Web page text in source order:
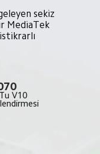
sekiz
MediaTek
V10